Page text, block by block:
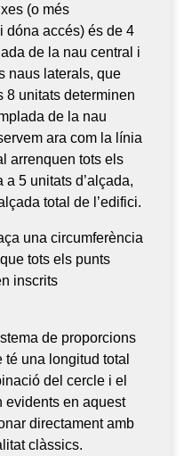
(o més
dóna accés) és de 4
de la nau central i
naus laterals, que
8 unitats determinen
de la nau
ara com la línia
arrenquen tots els
5 unitats d’alçada,
total de l’edifici.
una circumferència
tots els punts
inscrits
de proporcions
una longitud total
del cercle i el
evidents en aquest
directament amb
clàssics.